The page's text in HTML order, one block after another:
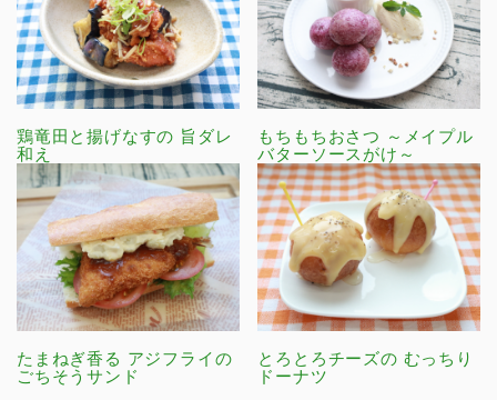
鶏竜田と揚げなすの 旨ダレ
和え
もちもちおさつ ～メイプル
バターソースがけ～
たまねぎ香る アジフライの
ごちそうサンド
とろとろチーズの むっちり
ドーナツ